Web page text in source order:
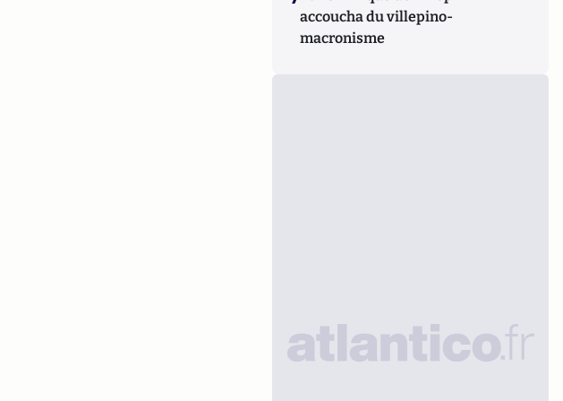
accoucha du villepino-
macronisme